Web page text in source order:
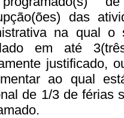
das
na qual o
em até
justificado,
ao qual
de 1/3 de férias